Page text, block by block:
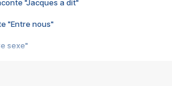
"Jacques a dit"
"Entre nous"
sexe"